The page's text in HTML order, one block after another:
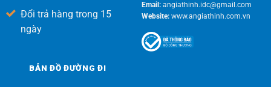
Đổi trả hàng trong 15
ngày
Email:angiathinh.idc@gmail.com
Website:www.angiathinh.com.vn
BẢN ĐỒ ĐƯỜNG ĐI